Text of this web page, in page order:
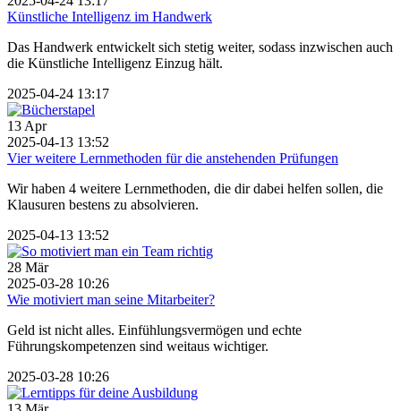
Künstliche Intelligenz im Handwerk
Das Handwerk entwickelt sich stetig weiter, sodass inzwischen auch
die Künstliche Intelligenz Einzug hält.
2025-04-24 13:17
13 Apr
2025-04-13 13:52
Vier weitere Lernmethoden für die anstehenden Prüfungen
Wir haben 4 weitere Lernmethoden, die dir dabei helfen sollen, die
Klausuren bestens zu absolvieren.
2025-04-13 13:52
28 Mär
2025-03-28 10:26
Wie motiviert man seine Mitarbeiter?
Geld ist nicht alles. Einfühlungsvermögen und echte
Führungskompetenzen sind weitaus wichtiger.
2025-03-28 10:26